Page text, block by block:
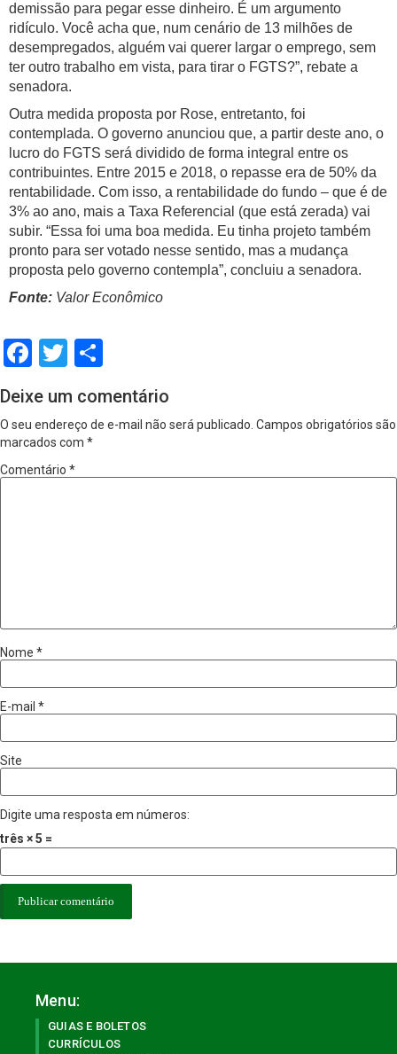
demissão para pegar esse dinheiro. É um argumento
ridículo. Você acha que, num cenário de 13 milhões de
desempregados, alguém vai querer largar o emprego, sem
ter outro trabalho em vista, para tirar o FGTS?”, rebate a
senadora.
Outra medida proposta por Rose, entretanto, foi
contemplada. O governo anunciou que, a partir deste ano, o
lucro do FGTS será dividido de forma integral entre os
contribuintes. Entre 2015 e 2018, o repasse era de 50% da
rentabilidade. Com isso, a rentabilidade do fundo – que é de
3% ao ano, mais a Taxa Referencial (que está zerada) vai
subir. “Essa foi uma boa medida. Eu tinha projeto também
pronto para ser votado nesse sentido, mas a mudança
proposta pelo governo contempla”, concluiu a senadora.
Fonte: Valor Econômico
Facebook
Twitter
Deixe um comentário
O seu endereço de e-mail não será publicado. Campos obrigatórios são
marcados com *
Comentário *
Nome *
E-mail *
Site
Digite uma resposta em números:
três × 5 =
Menu:
GUIAS E BOLETOS
CURRÍCULOS